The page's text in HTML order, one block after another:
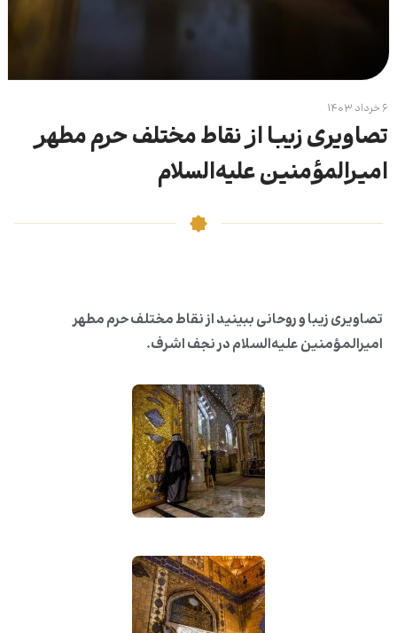
۶ خرداد ۱۴۰۳
تصاویری زیبا از نقاط مختلف حرم مطهر
امیرالمؤمنین علیه‌السلام
تصاویری زیبا و روحانی ببینید از نقاط مختلف حرم مطهر
امیرالمؤمنین علیه‌السلام در نجف اشرف.